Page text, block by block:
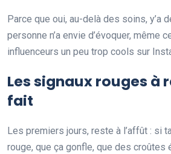
Parce que oui, au-delà des soins, y’a
personne n’a envie d’évoquer, même
influenceurs un peu trop cools sur
Les signaux rouges à
fait
Les premiers jours, reste à l’affût : si
rouge, que ça gonfle, que des